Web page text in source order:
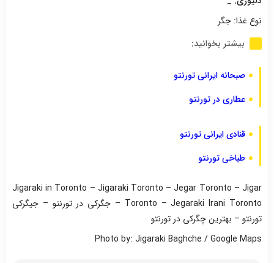
نوع غذا: جگر
بیشتر بخوانید:
صبحانه ایرانی تورنتو
عطاری در تورنتو
قنادی ایرانی تورنتو
طباخی تورنتو
Jigaraki in Toronto – Jigaraki Toronto – Jegar Toronto – Jigar
Toronto – Jegaraki Irani Toronto – جگرکی در تورنتو – جیگرکی
تورنتو – بهترین چگرکی در تورنتو
Photo by: Jigaraki Baghche / Google Maps